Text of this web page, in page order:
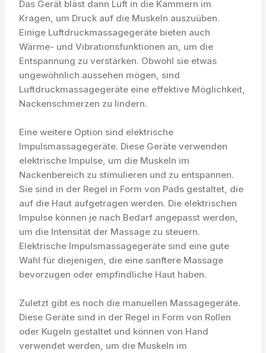
Das Gerät bläst dann Luft in die Kammern im
Kragen, um Druck auf die Muskeln auszuüben.
Einige Luftdruckmassagegeräte bieten auch
Wärme- und Vibrationsfunktionen an, um die
Entspannung zu verstärken. Obwohl sie etwas
ungewöhnlich aussehen mögen, sind
Luftdruckmassagegeräte eine effektive Möglichkeit,
Nackenschmerzen zu lindern.
Eine weitere Option sind elektrische
Impulsmassagegeräte. Diese Geräte verwenden
elektrische Impulse, um die Muskeln im
Nackenbereich zu stimulieren und zu entspannen.
Sie sind in der Regel in Form von Pads gestaltet, die
auf die Haut aufgetragen werden. Die elektrischen
Impulse können je nach Bedarf angepasst werden,
um die Intensität der Massage zu steuern.
Elektrische Impulsmassagegeräte sind eine gute
Wahl für diejenigen, die eine sanftere Massage
bevorzugen oder empfindliche Haut haben.
Zuletzt gibt es noch die manuellen Massagegeräte.
Diese Geräte sind in der Regel in Form von Rollen
oder Kugeln gestaltet und können von Hand
verwendet werden, um die Muskeln im